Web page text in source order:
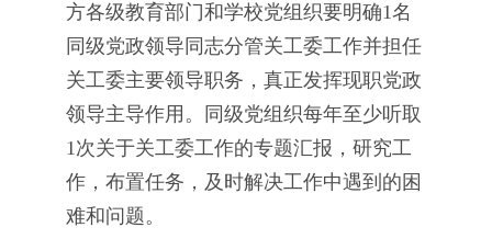
方各级教育部门和学校党组织要明确1名
同级党政领导同志分管关工委工作并担任
关工委主要领导职务，真正发挥现职党政
领导主导作用。同级党组织每年至少听取
1次关于关工委工作的专题汇报，研究工
作，布置任务，及时解决工作中遇到的困
难和问题。